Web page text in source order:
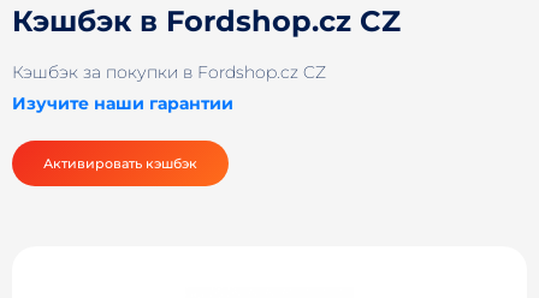
Кэшбэк в Fordshop.cz CZ
Кэшбэк за покупки в Fordshop.cz CZ
Изучите наши гарантии
Активировать кэшбэк